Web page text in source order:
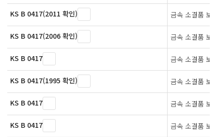
KS B 0417(2011 확인) 금속 소결품 보
KS B 0417(2006 확인) 금속 소결품 보
KS B 0417 금속 소결품 보
KS B 0417(1995 확인) 금속 소결품 보
KS B 0417 금속 소결품 보
KS B 0417 금속 소결품 보